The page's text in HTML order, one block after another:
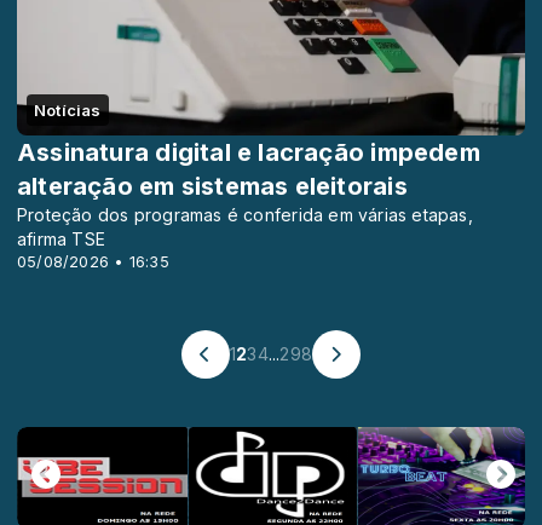
Notícias
05/08/2026 • 16:35
Assinatura digital e lacração impedem
alteração em sistemas eleitorais
Proteção dos programas é conferida em várias etapas,
afirma TSE
1234...298